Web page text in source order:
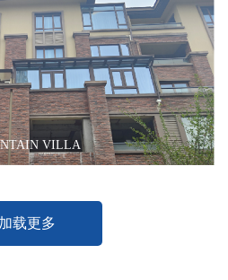
VILLA
加载更多